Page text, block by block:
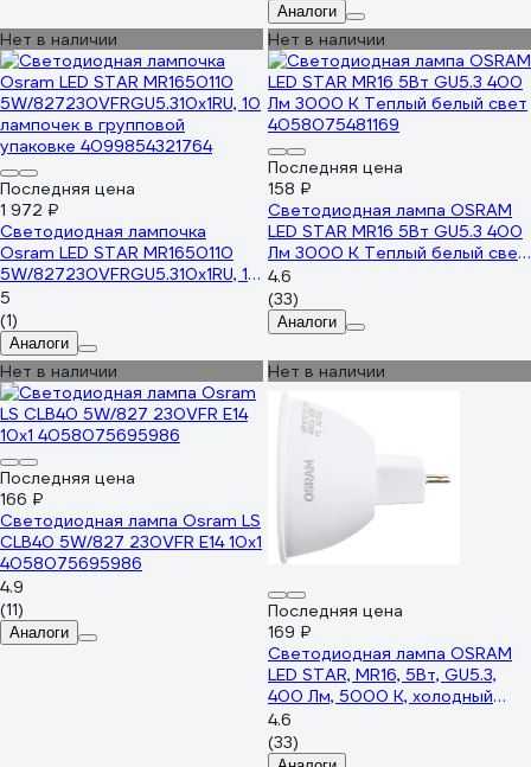
Аналоги
Нет в наличии
Последняя цена
1 972 ₽
Светодиодная лампочка
Osram LED STAR MR1650110
5W/827230VFRGU5.310x1RU, 10
лампочек в групповой
упаковке 4099854321764
5
(1)
Аналоги
Нет в наличии
Последняя цена
158 ₽
Светодиодная лампа OSRAM
LED STAR MR16 5Вт GU5.3 400
Лм 3000 К Теплый белый свет
4058075481169
4.6
(33)
Аналоги
Нет в наличии
Последняя цена
166 ₽
Светодиодная лампа Osram LS
CLB40 5W/827 230VFR E14 10x1
4058075695986
4.9
(11)
Аналоги
Нет в наличии
Последняя цена
169 ₽
Светодиодная лампа OSRAM
LED STAR, MR16, 5Вт, GU5.3,
400 Лм, 5000 К, холодный
белый свет 4058075481190
4.6
(33)